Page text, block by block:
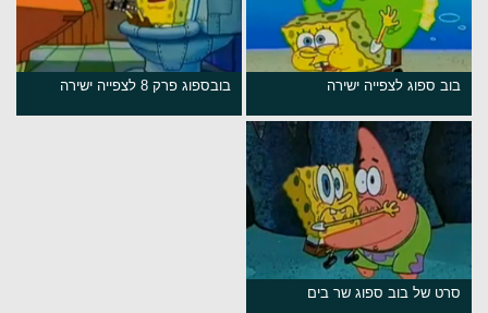
בוב ספוג לצפייה ישירה בובספוג פרק 8 לצפייה ישירה
סרט של בוב ספוג שר בים